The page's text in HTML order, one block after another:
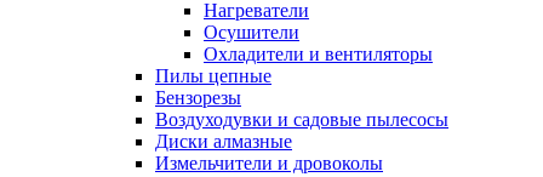
Нагреватели
Осушители
Охладители и вентиляторы
Пилы цепные
Бензорезы
Воздуходувки и садовые пылесосы
Диски алмазные
Измельчители и дровоколы